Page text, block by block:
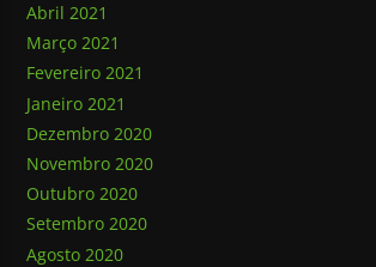
Abril 2021
Março 2021
Fevereiro 2021
Janeiro 2021
Dezembro 2020
Novembro 2020
Outubro 2020
Setembro 2020
Agosto 2020